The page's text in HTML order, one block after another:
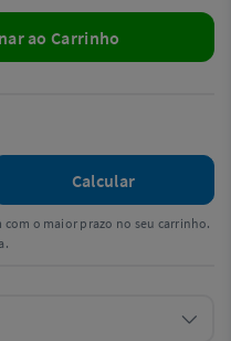
ao Carrinho
Calcular
o maior prazo no seu carrinho.